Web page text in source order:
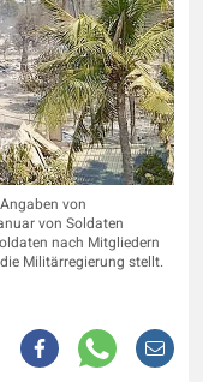
von
von Soldaten
nach Mitgliedern
Militärregierung stellt.